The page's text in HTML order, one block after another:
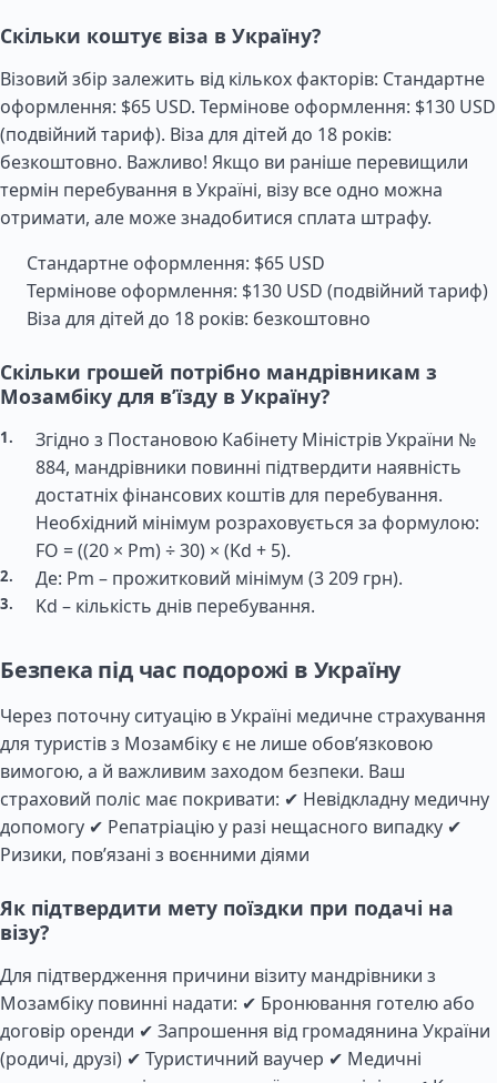
Скільки коштує віза в Україну?
Візовий збір залежить від кількох факторів: Стандартне
оформлення: $65 USD. Термінове оформлення: $130 USD
(подвійний тариф). Віза для дітей до 18 років:
безкоштовно. Важливо! Якщо ви раніше перевищили
термін перебування в Україні, візу все одно можна
отримати, але може знадобитися сплата штрафу.
Стандартне оформлення: $65 USD
Термінове оформлення: $130 USD (подвійний тариф)
Віза для дітей до 18 років: безкоштовно
Скільки грошей потрібно мандрівникам з
Мозамбіку для в’їзду в Україну?
Згідно з Постановою Кабінету Міністрів України №
884, мандрівники повинні підтвердити наявність
достатніх фінансових коштів для перебування.
Необхідний мінімум розраховується за формулою:
FO = ((20 × Pm) ÷ 30) × (Kd + 5).
Де: Pm – прожитковий мінімум (3 209 грн).
Kd – кількість днів перебування.
Безпека під час подорожі в Україну
Через поточну ситуацію в Україні медичне страхування
для туристів з Мозамбіку є не лише обов’язковою
вимогою, а й важливим заходом безпеки. Ваш
страховий поліс має покривати: ✔ Невідкладну медичну
допомогу ✔ Репатріацію у разі нещасного випадку ✔
Ризики, пов’язані з воєнними діями
Як підтвердити мету поїздки при подачі на
візу?
Для підтвердження причини візиту мандрівники з
Мозамбіку повинні надати: ✔ Бронювання готелю або
договір оренди ✔ Запрошення від громадянина України
(родичі, друзі) ✔ Туристичний ваучер ✔ Медичні